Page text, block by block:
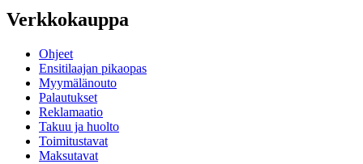
Verkkokauppa
Ohjeet
Ensitilaajan pikaopas
Myymälänouto
Palautukset
Reklamaatio
Takuu ja huolto
Toimitustavat
Maksutavat